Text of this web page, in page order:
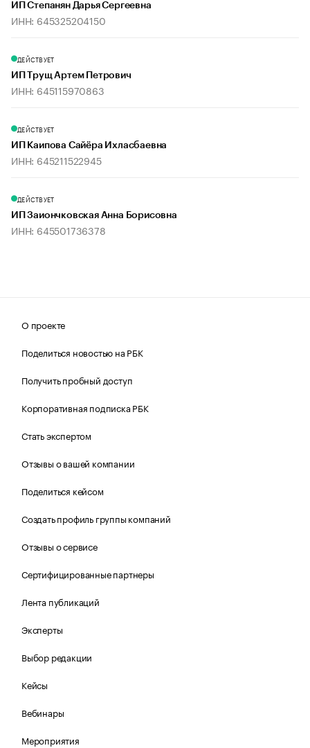
ИП Степанян Дарья Сергеевна
ИНН: 645325204150
ДЕЙСТВУЕТ
ИП Трущ Артем Петрович
ИНН: 645115970863
ДЕЙСТВУЕТ
ИП Каипова Сайёра Ихласбаевна
ИНН: 645211522945
ДЕЙСТВУЕТ
ИП Заиончковская Анна Борисовна
ИНН: 645501736378
О проекте
Поделиться новостью на РБК
Получить пробный доступ
Корпоративная подписка РБК
Стать экспертом
Отзывы о вашей компании
Поделиться кейсом
Создать профиль группы компаний
Отзывы о сервисе
Сертифицированные партнеры
Лента публикаций
Эксперты
Выбор редакции
Кейсы
Вебинары
Мероприятия